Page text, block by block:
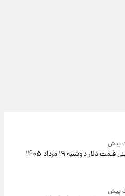
دوشنبه ۱۹ مرداد ۱۴۰۵